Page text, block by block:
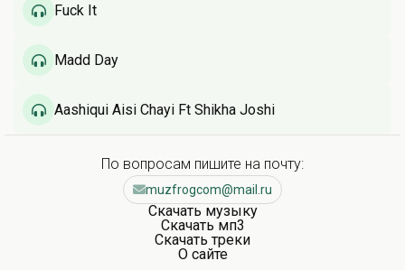
Fuck It
Madd Day
Aashiqui Aisi Chayi Ft Shikha Joshi
По вопросам пишите на почту:
muzfrogcom@mail.ru
Скачать музыку
Скачать мп3
Скачать треки
О сайте